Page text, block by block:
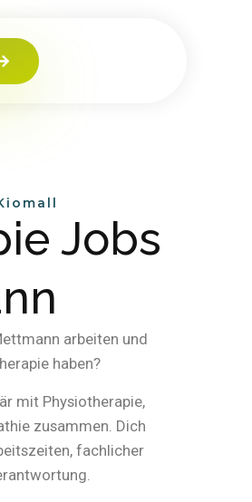
Jobs
arbeiten und
haben?
mit Physiotherapie,
zusammen. Dich
fachlicher